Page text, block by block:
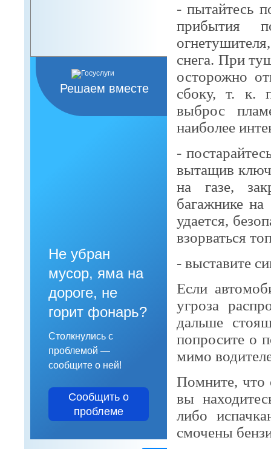
Решаем вместе
Не убран
мусор, яма на
дороге, не
горит фонарь?
Столкнулись с
проблемой —
сообщите о ней!
Сообщить о
проблеме
- пытайтесь
прибытия
снега. При
осторожно
сбоку, т. к.
выброс
наиболее
-
вытащив ключ
на газе,
багажнике
удается,
взорваться
- выставите
Если
угроза
дальше
попросите о
мимо
Помните, что
вы
либо
смочены